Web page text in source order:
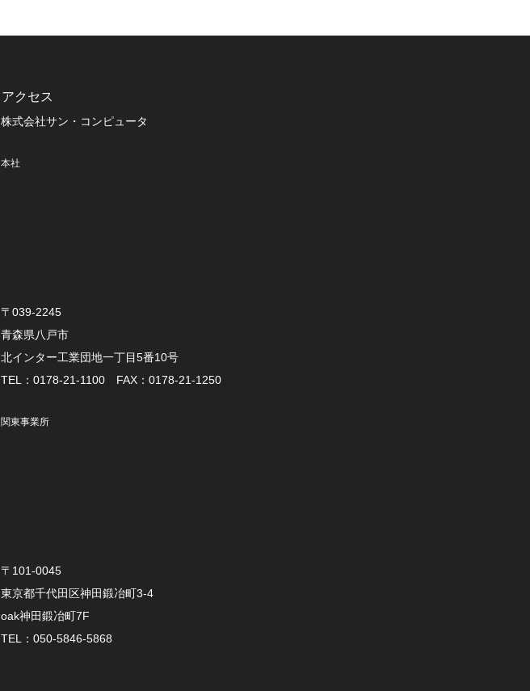
アクセス
株式会社サン・コンピュータ
本社
〒039-2245
青森県八戸市
北インター工業団地一丁目5番10号
TEL：0178-21-1100 FAX：0178-21-1250
関東事業所
〒101-0045
東京都千代田区神田鍛冶町3-4
oak神田鍛冶町7F
TEL：050-5846-5868